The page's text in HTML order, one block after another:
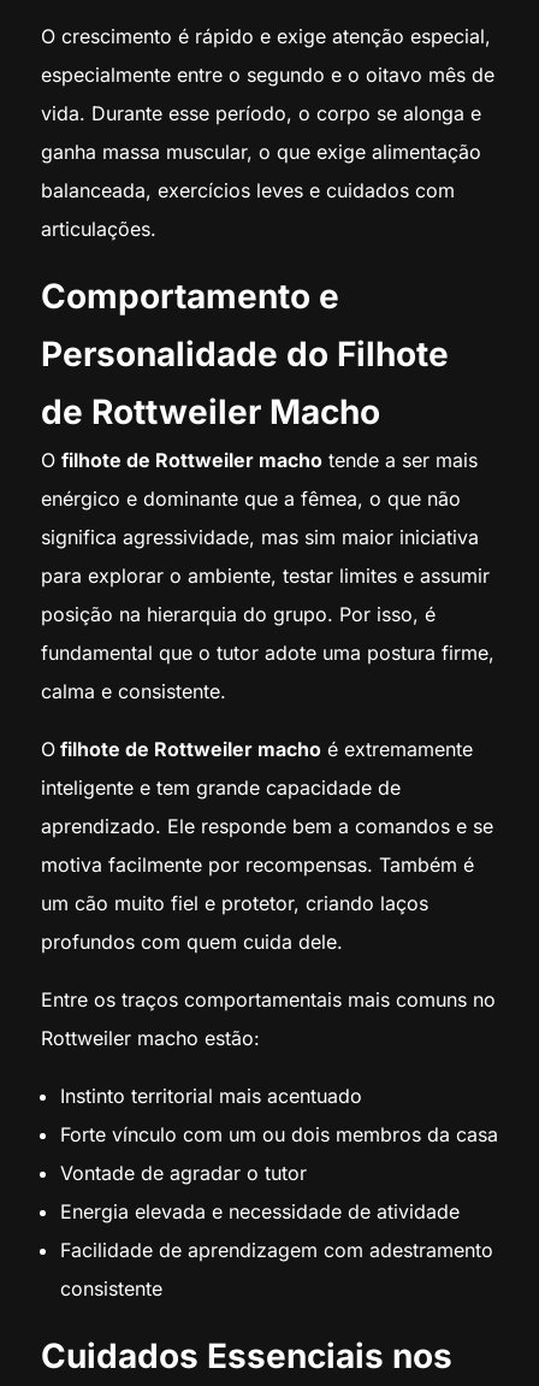
O crescimento é rápido e exige atenção especial,
especialmente entre o segundo e o oitavo mês de
vida. Durante esse período, o corpo se alonga e
ganha massa muscular, o que exige alimentação
balanceada, exercícios leves e cuidados com
articulações.
Comportamento e
Personalidade do Filhote
de Rottweiler Macho
O filhote de Rottweiler machotende a ser mais
enérgico e dominante que a fêmea, o que não
significa agressividade, mas sim maior iniciativa
para explorar o ambiente, testar limites e assumir
posição na hierarquia do grupo. Por isso, é
fundamental que o tutor adote uma postura firme,
calma e consistente.
Ofilhote de Rottweiler machoé extremamente
inteligente e tem grande capacidade de
aprendizado. Ele responde bem a comandos e se
motiva facilmente por recompensas. Também é
um cão muito fiel e protetor, criando laços
profundos com quem cuida dele.
Entre os traços comportamentais mais comuns no
Rottweiler macho estão:
Instinto territorial mais acentuado
Forte vínculo com um ou dois membros da casa
Vontade de agradar o tutor
Energia elevada e necessidade de atividade
Facilidade de aprendizagem com adestramento
consistente
Cuidados Essenciais nos